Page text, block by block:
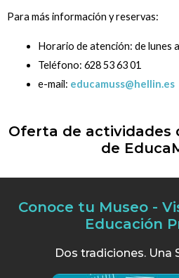
Para más información y reservas:
Horario de atención: de lunes
Teléfono: 628 53 63 01
e-mail: educamuss@hellin.es
Oferta de actividades
de
Conoce tu Museo -
Educación
Dos tradiciones. Una